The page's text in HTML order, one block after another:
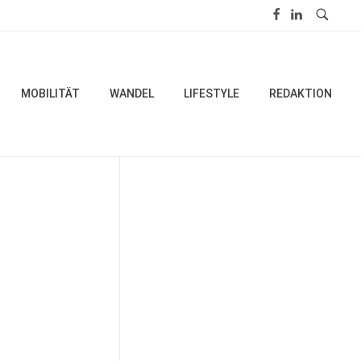
MOBILITÄT WANDEL LIFESTYLE REDAKTION